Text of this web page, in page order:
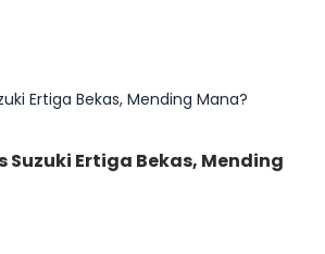
Ertiga Bekas, Mending Mana?
Suzuki Ertiga Bekas, Mending